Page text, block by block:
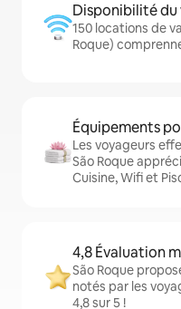
Disponibilité du
150 locations de
Roque)
Équipements
Les voyageurs
São Roque
Cuisine, Wifi et
4,8 Évaluation
São Roque
notés par les
4,8 sur 5 !